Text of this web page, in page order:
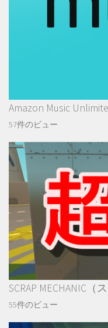
Amazon Music
57件のビュー
SCRAP MECHANIC
55件のビュー